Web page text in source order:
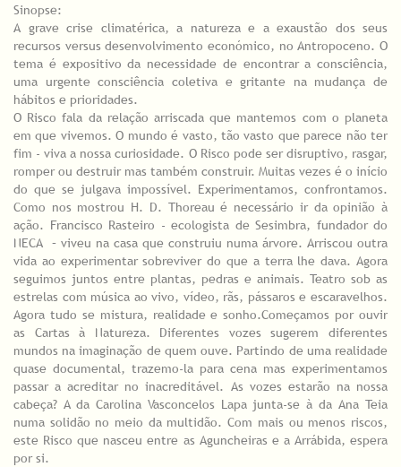
Sinopse:
A grave crise climatérica, a natureza e a exaustão dos seus
recursos versus desenvolvimento económico, no Antropoceno. O
tema é expositivo da necessidade de encontrar a consciência,
uma urgente consciência coletiva e gritante na mudança de
hábitos e prioridades.
O Risco fala da relação arriscada que mantemos com o planeta
em que vivemos. O mundo é vasto, tão vasto que parece não ter
fim - viva a nossa curiosidade. O Risco pode ser disruptivo, rasgar,
romper ou destruir mas também construir. Muitas vezes é o início
do que se julgava impossível. Experimentamos, confrontamos.
Como nos mostrou H. D. Thoreau é necessário ir da opinião à
ação. Francisco Rasteiro - ecologista de Sesimbra, fundador do
NECA – viveu na casa que construiu numa árvore. Arriscou outra
vida ao experimentar sobreviver do que a terra lhe dava. Agora
seguimos juntos entre plantas, pedras e animais. Teatro sob as
estrelas com música ao vivo, vídeo, rãs, pássaros e escaravelhos.
Agora tudo se mistura, realidade e sonho.Começamos por ouvir
as Cartas à Natureza. Diferentes vozes sugerem diferentes
mundos na imaginação de quem ouve. Partindo de uma realidade
quase documental, trazemo-la para cena mas experimentamos
passar a acreditar no inacreditável. As vozes estarão na nossa
cabeça? A da Carolina Vasconcelos Lapa junta-se à da Ana Teia
numa solidão no meio da multidão. Com mais ou menos riscos,
este Risco que nasceu entre as Aguncheiras e a Arrábida, espera
por si.